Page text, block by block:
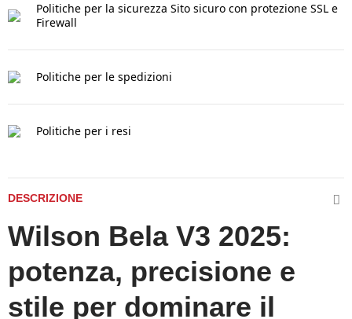
Politiche per la sicurezza Sito sicuro con protezione SSL e
Firewall
Politiche per le spedizioni
Politiche per i resi
DESCRIZIONE
Wilson Bela V3 2025:
potenza, precisione e
stile per dominare il